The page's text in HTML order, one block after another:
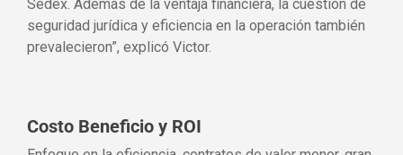
Sedex. Además de la ventaja financiera, la cuestión de
seguridad jurídica y eficiencia en la operación también
prevalecieron”, explicó Victor.
Costo Beneficio y ROI